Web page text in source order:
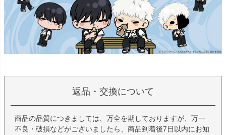
返品・交換について
商品の品質につきましては、万全を期しておりますが、万一
不良・破損などがございましたら、商品到着後7日以内にお知